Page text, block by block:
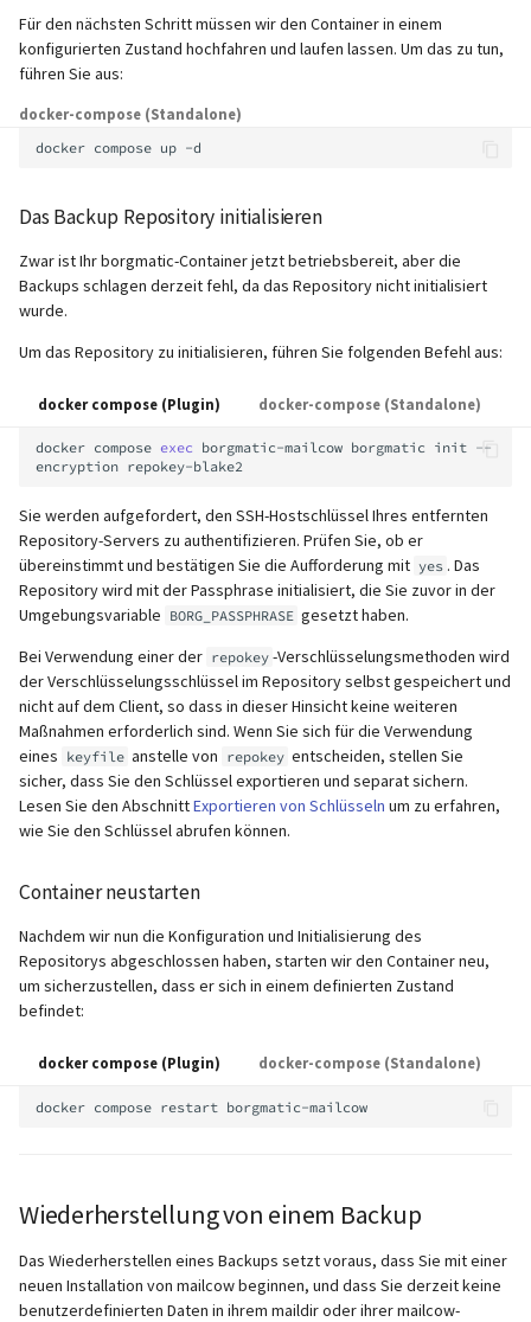
Für den nächsten Schritt müssen wir den Container in einem
konfigurierten Zustand hochfahren und laufen lassen. Um das zu tun,
führen Sie aus:
docker-compose (Standalone)
docker compose up
Das Backup Repository initialisieren
Zwar ist Ihr borgmatic-Container jetzt betriebsbereit, aber die
Backups schlagen derzeit fehl, da das Repository nicht initialisiert
wurde.
Um das Repository zu initialisieren, führen Sie folgenden Befehl aus:
docker compose (Plugin) docker-compose (Standalone)
docker compose exec borgmatic-mailcow borgmatic init --
encryption
Sie werden aufgefordert, den SSH-Hostschlüssel Ihres entfernten
Repository-Servers zu authentifizieren. Prüfen Sie, ob er
übereinstimmt und bestätigen Sie die Aufforderung mit yes . Das
Repository wird mit der Passphrase initialisiert, die Sie zuvor in der
Umgebungsvariable BORG_PASSPHRASE gesetzt haben.
Bei Verwendung einer der repokey -Verschlüsselungsmethoden wird
der Verschlüsselungsschlüssel im Repository selbst gespeichert und
nicht auf dem Client, so dass in dieser Hinsicht keine weiteren
Maßnahmen erforderlich sind. Wenn Sie sich für die Verwendung
eines keyfile anstelle von repokey entscheiden, stellen Sie
sicher, dass Sie den Schlüssel exportieren und separat sichern.
Lesen Sie den AbschnittExportieren von Schlüsseln um zu erfahren,
wie Sie den Schlüssel abrufen können.
Container neustarten
Nachdem wir nun die Konfiguration und Initialisierung des
Repositorys abgeschlossen haben, starten wir den Container neu,
um sicherzustellen, dass er sich in einem definierten Zustand
befindet:
docker compose (Plugin) docker-compose (Standalone)
docker compose restart
Wiederherstellung von einem Backup
Das Wiederherstellen eines Backups setzt voraus, dass Sie mit einer
neuen Installation von mailcow beginnen, und dass Sie derzeit keine
benutzerdefinierten Daten in ihrem maildir oder ihrer mailcow-